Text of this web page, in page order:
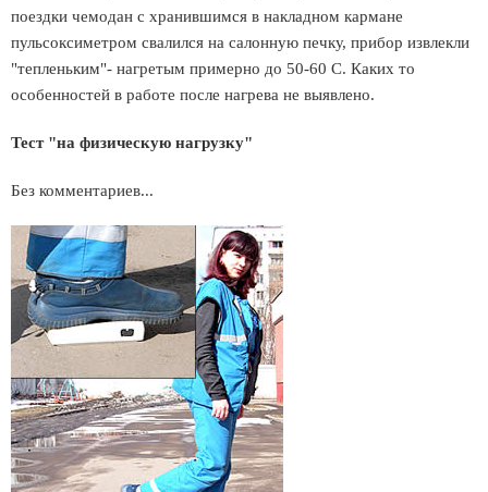
поездки чемодан с хранившимся в накладном кармане
пульсоксиметром свалился на салонную печку, прибор извлекли
"тепленьким"- нагретым примерно до 50-60 С. Каких то
особенностей в работе после нагрева не выявлено.
Тест "на физическую нагрузку"
Без комментариев...